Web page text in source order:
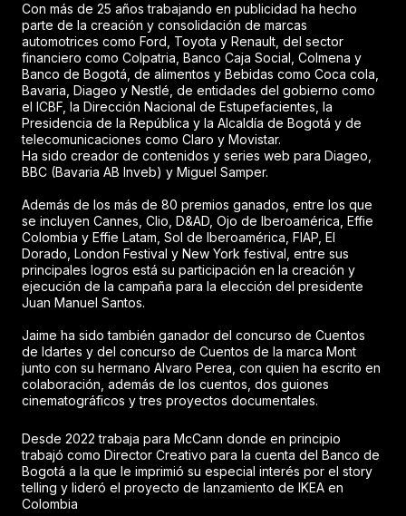
Con más de 25 años trabajando en publicidad ha hecho
parte de la creación y consolidación de marcas
automotrices como Ford, Toyota y Renault, del sector
financiero como Colpatria, Banco Caja Social, Colmena y
Banco de Bogotá, de alimentos y Bebidas como Coca cola,
Bavaria, Diageo y Nestlé, de entidades del gobierno como
el ICBF, la Dirección Nacional de Estupefacientes, la
Presidencia de la República y la Alcaldía de Bogotá y de
telecomunicaciones como Claro y Movistar.
Ha sido creador de contenidos y series web para Diageo,
BBC (Bavaria AB Inveb) y Miguel Samper.
Además de los más de 80 premios ganados, entre los que
se incluyen Cannes, Clio, D&AD, Ojo de Iberoamérica, Effie
Colombia y Effie Latam, Sol de Iberoamérica, FIAP, El
Dorado, London Festival y New York festival, entre sus
principales logros está su participación en la creación y
ejecución de la campaña para la elección del presidente
Juan Manuel Santos.
Jaime ha sido también ganador del concurso de Cuentos
de Idartes y del concurso de Cuentos de la marca Mont
junto con su hermano Alvaro Perea, con quien ha escrito en
colaboración, además de los cuentos, dos guiones
cinematográficos y tres proyectos documentales.
Desde 2022 trabaja para McCann donde en principio
trabajó como Director Creativo para la cuenta del Banco de
Bogotá a la que le imprimió su especial interés por el story
telling y lideró el proyecto de lanzamiento de IKEA en
Colombia